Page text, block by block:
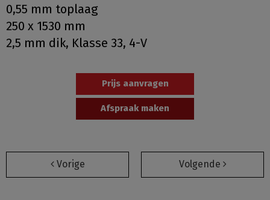
0,55 mm toplaag
250 x 1530 mm
2,5 mm dik, Klasse 33, 4-V
Prijs aanvragen
Afspraak maken
Vorige Volgende